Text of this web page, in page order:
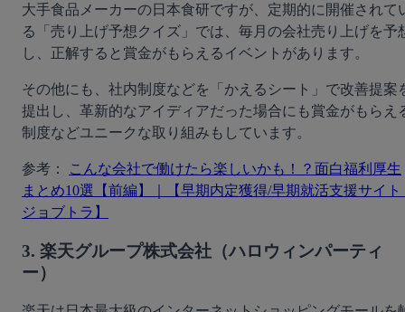
大手食品メーカーの日本食研ですが、定期的に開催されて
る「売り上げ予想クイズ」では、毎月の会社売り上げを予
し、正解すると賞金がもらえるイベントがあります。
その他にも、社内制度などを「かえるシート」で改善提案
提出し、革新的なアイディアだった場合にも賞金がもらえ
制度などユニークな取り組みもしています。
参考：
こんな会社で働けたら楽しいかも！？面白福利厚生
まとめ10選【前編】｜【早期内定獲得/早期就活支援サイト
ジョブトラ】
3. 楽天グループ株式会社（ハロウィンパーティ
ー）